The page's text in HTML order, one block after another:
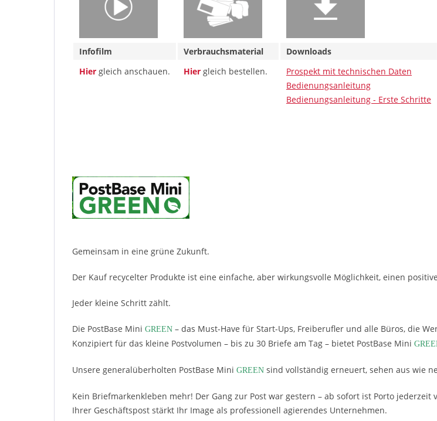
Infofilm Verbrauchsmaterial
Downloads
Hier gleich anschauen. Hier gleich bestellen.
Prospekt mit technischen Daten
Bedienungsanleitung
Bedienungsanleitung - Erste Schritte
Gemeinsam in eine grüne Zukunft.
Der Kauf recycelter Produkte ist eine einfache, aber wirkungsvolle Möglichkeit, einen
Jeder kleine Schritt zählt.
Die PostBase Mini GREEN – das Must-Have für Start-Ups, Freiberufler und alle Büros, die
Konzipiert für das kleine Postvolumen – bis zu 30 Briefe am Tag – bietet PostBase Mini
Unsere generalüberholten PostBase Mini GREEN sind vollständig erneuert, sehen aus wie
Kein Briefmarkenkleben mehr! Der Gang zur Post war gestern – ab sofort ist Porto
Ihrer Geschäftspost stärkt Ihr Image als professionell agierendes Unternehmen.